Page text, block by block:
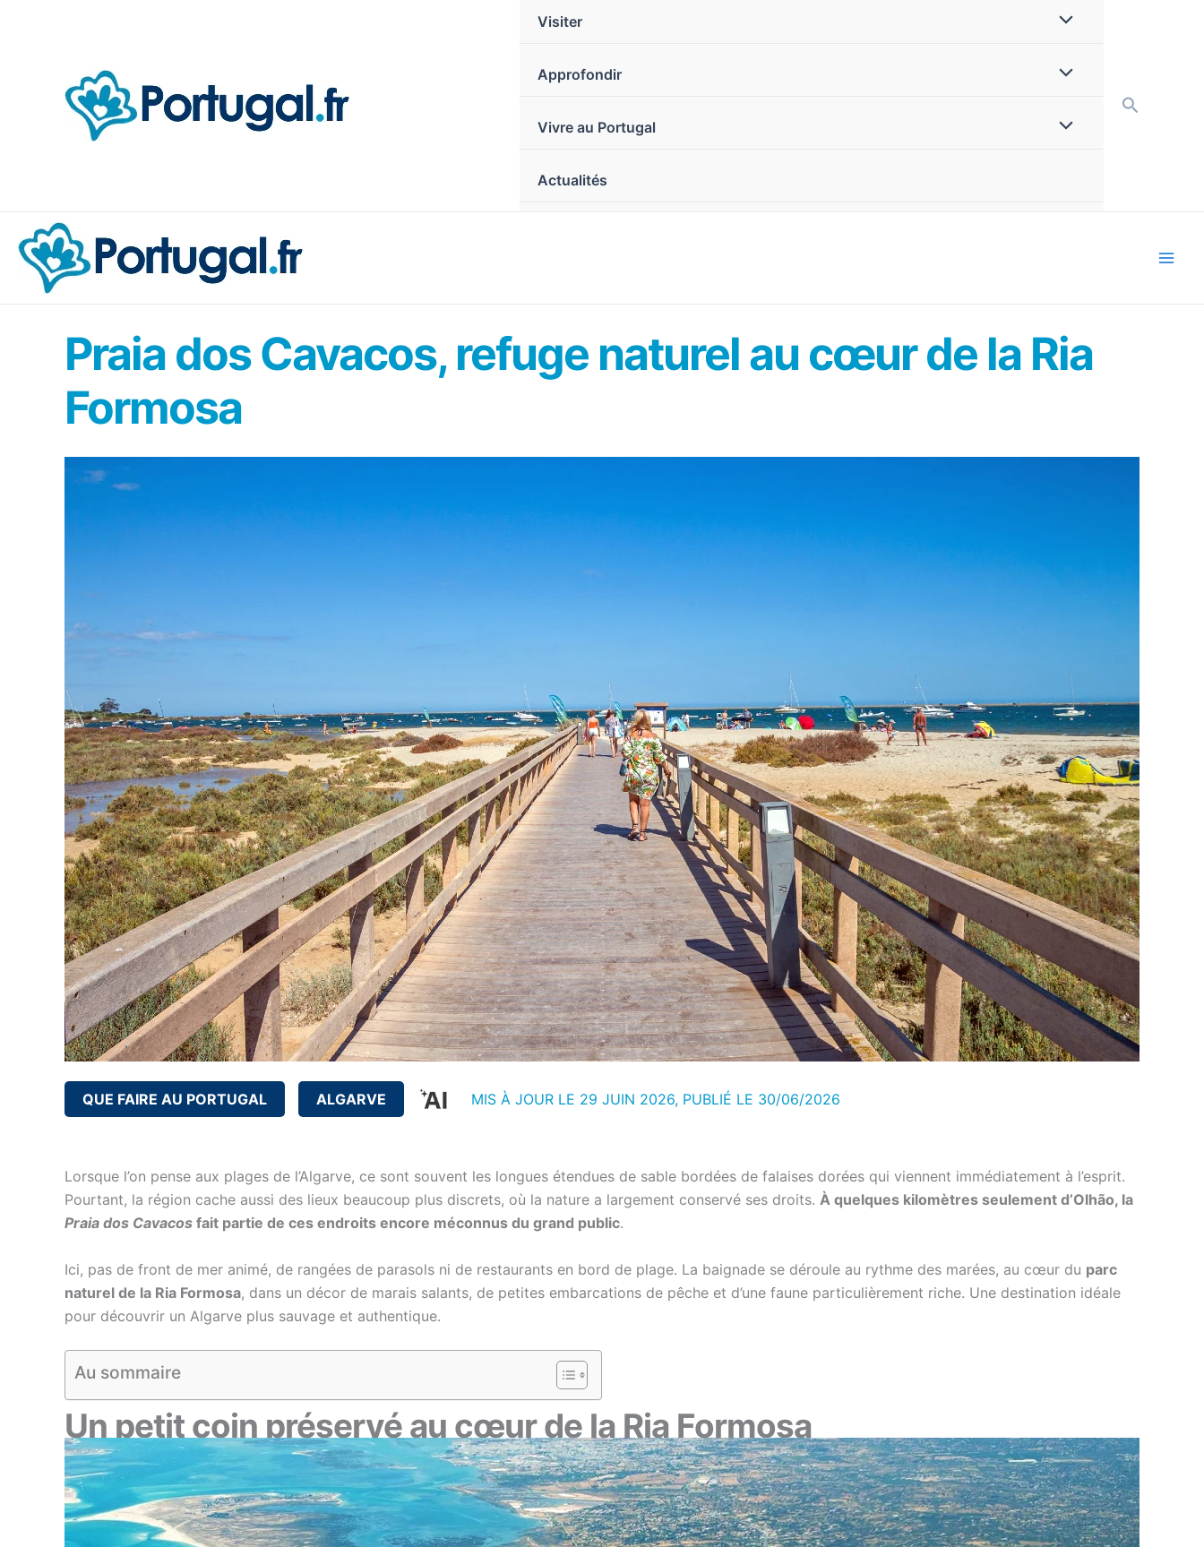
Visiter
Approfondir
Vivre au Portugal
Actualités
Praia dos Cavacos, refuge naturel au cœur de la Ria
Formosa
QUE FAIRE AU PORTUGAL ALGARVE MIS À JOUR LE 29 JUIN 2026, PUBLIÉ LE 30/06/2026
Lorsque l’on pense aux plages de l’Algarve, ce sont souvent les longues étendues de sable bordées de falaises dorées qui viennent immédiatement à l’esprit.
Pourtant, la région cache aussi des lieux beaucoup plus discrets, où la nature a largement conservé ses droits. À quelques kilomètres seulement d’Olhão, la
Praia dos Cavacos fait partie de ces endroits encore méconnus du grand public.
Ici, pas de front de mer animé, de rangées de parasols ni de restaurants en bord de plage. La baignade se déroule au rythme des marées, au cœur du parc
naturel de la Ria Formosa, dans un décor de marais salants, de petites embarcations de pêche et d’une faune particulièrement riche. Une destination idéale
pour découvrir un Algarve plus sauvage et authentique.
Au sommaire
Un petit coin préservé au cœur de la Ria Formosa